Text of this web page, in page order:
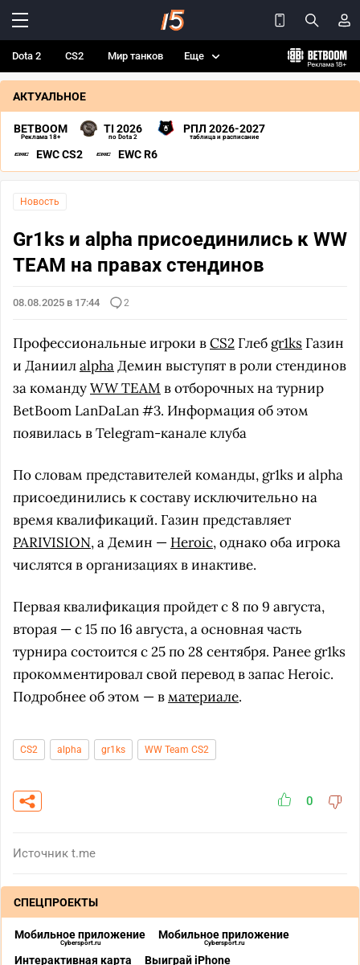
Dota 2 CS2 Мир танков Еще
АКТУАЛЬНОЕ
BETBOOM
Реклама 18+
TI 2026
по Dota 2
РПЛ 2026-2027
таблица и расписание
EWC CS2 EWC R6
Новость
Gr1ks и alpha присоединились к WW
TEAM на правах стендинов
08.08.2025 в 17:44 2
Профессиональные игроки вCS2 Глеб gr1ks Газин
и ДаниилalphaДемин выступят в роли стендинов
за командуWW TEAM в отборочных на турнир
BetBoom LanDaLan #3. Информация об этом
появилась в Telegram-канале клуба
По словам представителей команды, gr1ks и alpha
присоединились к составу исключительно на
время квалификаций. Газин представляет
PARIVISION, а Демин — Heroic, однако оба игрока
числятся в организациях в инактиве.
Первая квалификация пройдет с 8 по 9 августа,
вторая — с 15 по 16 августа, а основная часть
турнира состоится с 25 по 28 сентября. Ранее gr1ks
прокомментировал свой перевод в запас Heroic.
Подробнее об этом — вматериале.
CS2 alpha gr1ks WW Team CS2
0
Источник t.me
СПЕЦПРОЕКТЫ
Мобильное приложение
Cybersport.ru
Мобильное приложение
Cybersport.ru
Интерактивная карта Выиграй iPhone